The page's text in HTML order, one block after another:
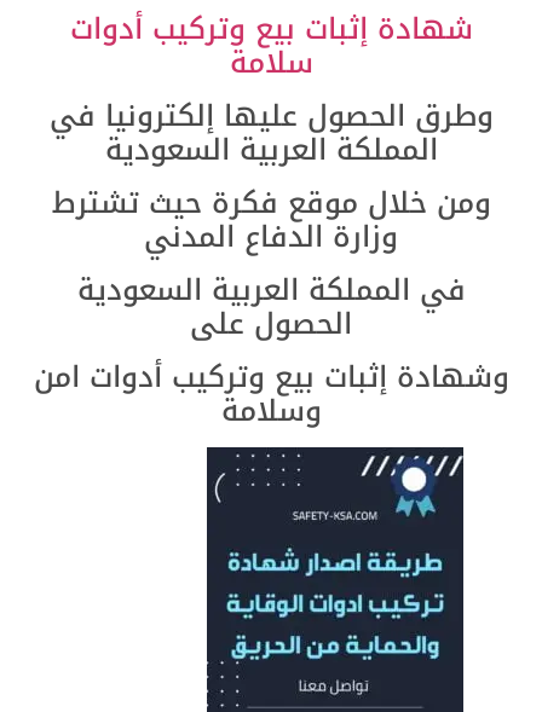
شهادة إثبات بيع وتركيب أدوات
سلامة
وطرق الحصول عليها إلكترونيا في
المملكة العربية السعودية
ومن خلال موقع فكرة حيث تشترط
وزارة الدفاع المدني
في المملكة العربية السعودية
الحصول على
وشهادة إثبات بيع وتركيب أدوات امن
وسلامة